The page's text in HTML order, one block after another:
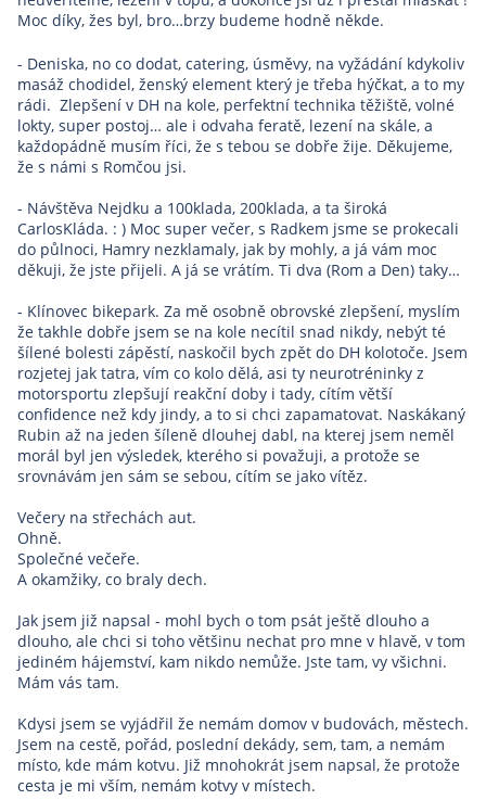
Moc díky, žes byl, bro…brzy budeme hodně někde.
- Deniska, no co dodat, catering, úsměvy, na vyžádání kdykoliv
masáž chodidel, ženský element který je třeba hýčkat, a to my
rádi. Zlepšení v DH na kole, perfektní technika těžiště, volné
lokty, super postoj… ale i odvaha feratě, lezení na skále, a
každopádně musím říci, že s tebou se dobře žije. Děkujeme,
že s námi s Romčou jsi.
- Návštěva Nejdku a 100klada, 200klada, a ta široká
CarlosKláda. : ) Moc super večer, s Radkem jsme se prokecali
do půlnoci, Hamry nezklamaly, jak by mohly, a já vám moc
děkuji, že jste přijeli. A já se vrátím. Ti dva (Rom a Den) taky…
- Klínovec bikepark. Za mě osobně obrovské zlepšení, myslím
že takhle dobře jsem se na kole necítil snad nikdy, nebýt té
šílené bolesti zápěstí, naskočil bych zpět do DH kolotoče. Jsem
rozjetej jak tatra, vím co kolo dělá, asi ty neurotréninky z
motorsportu zlepšují reakční doby i tady, cítím větší
confidence než kdy jindy, a to si chci zapamatovat. Naskákaný
Rubin až na jeden šíleně dlouhej dabl, na kterej jsem neměl
morál byl jen výsledek, kterého si považuji, a protože se
srovnávám jen sám se sebou, cítím se jako vítěz.
Večery na střechách aut.
Ohně.
Společné večeře.
A okamžiky, co braly dech.
Jak jsem již napsal - mohl bych o tom psát ještě dlouho a
dlouho, ale chci si toho většinu nechat pro mne v hlavě, v tom
jediném hájemství, kam nikdo nemůže. Jste tam, vy všichni.
Mám vás tam.
Kdysi jsem se vyjádřil že nemám domov v budovách, městech.
Jsem na cestě, pořád, poslední dekády, sem, tam, a nemám
místo, kde mám kotvu. Již mnohokrát jsem napsal, že protože
cesta je mi vším, nemám kotvy v místech.